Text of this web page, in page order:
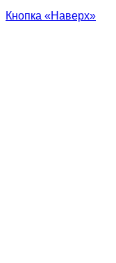
Кнопка «Наверх»